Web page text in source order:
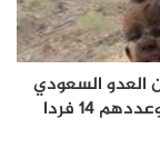
العدو السعودي
14 فردا